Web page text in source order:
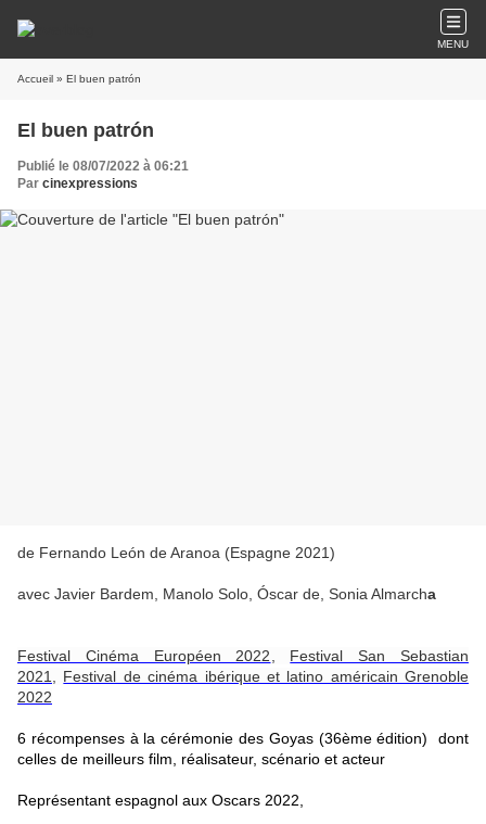
MENU
Accueil » El buen patrón
El buen patrón
Publié le 08/07/2022 à 06:21
Par cinexpressions
de Fernando León de Aranoa (Espagne 2021)
avec Javier Bardem Manolo Solo Óscar de Sonia Almarcha
Festival Cinéma Européen 2022
Festival San Sebastian
2021
Festival de cinéma ibérique et latino américain Grenoble
2022
6 récompenses à la cérémonie des Goyas (36ème édition) dont
celles de meilleurs film, réalisateur, scénario et acteur
Représentant espagnol aux Oscars 2022,